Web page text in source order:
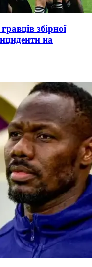
збірної
на